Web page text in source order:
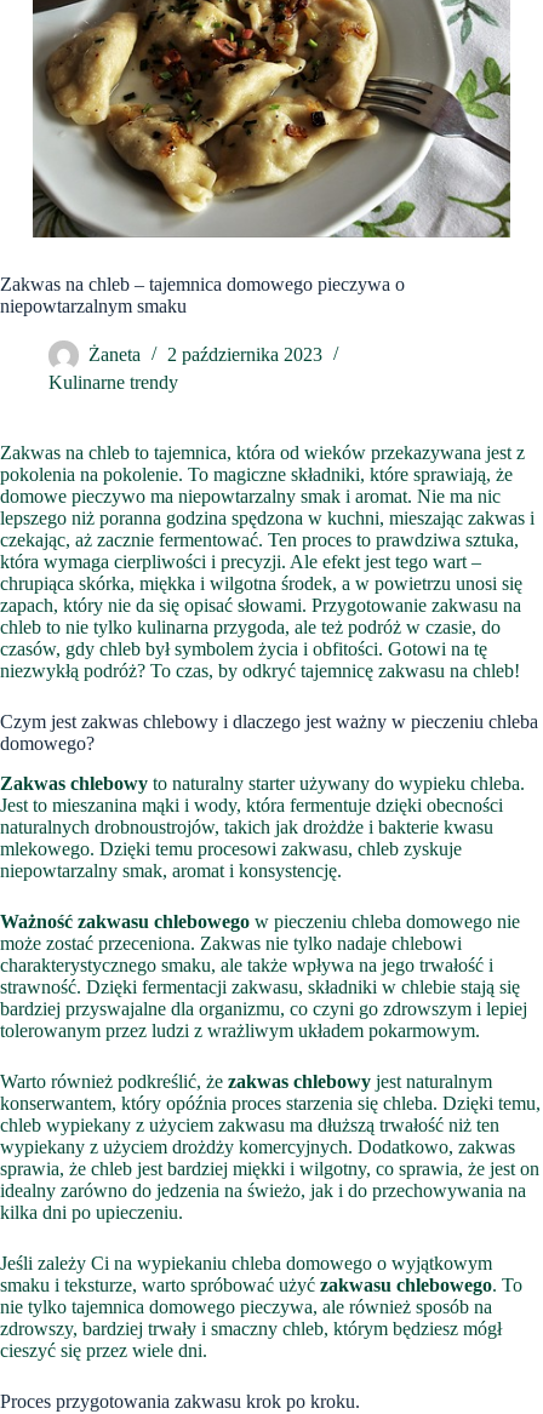
Zakwas na chleb – tajemnica domowego pieczywa o
niepowtarzalnym smaku
Żaneta
2 października 2023
Kulinarne trendy
Zakwas na chleb to tajemnica, która od wieków przekazywana jest z
pokolenia na pokolenie. To magiczne składniki, które sprawiają, że
domowe pieczywo ma niepowtarzalny smak i aromat. Nie ma nic
lepszego niż poranna godzina spędzona w kuchni, mieszając zakwas i
czekając, aż zacznie fermentować. Ten proces to prawdziwa sztuka,
która wymaga cierpliwości i precyzji. Ale efekt jest tego wart –
chrupiąca skórka, miękka i wilgotna środek, a w powietrzu unosi się
zapach, który nie da się opisać słowami. Przygotowanie zakwasu na
chleb to nie tylko kulinarna przygoda, ale też podróż w czasie, do
czasów, gdy chleb był symbolem życia i obfitości. Gotowi na tę
niezwykłą podróż? To czas, by odkryć tajemnicę zakwasu na chleb!
Czym jest zakwas chlebowy i dlaczego jest ważny w pieczeniu chleba
domowego?
Zakwas chlebowy to naturalny starter używany do wypieku chleba.
Jest to mieszanina mąki i wody, która fermentuje dzięki obecności
naturalnych drobnoustrojów, takich jak drożdże i bakterie kwasu
mlekowego. Dzięki temu procesowi zakwasu, chleb zyskuje
niepowtarzalny smak, aromat i konsystencję.
Ważność zakwasu chlebowego w pieczeniu chleba domowego nie
może zostać przeceniona. Zakwas nie tylko nadaje chlebowi
charakterystycznego smaku, ale także wpływa na jego trwałość i
strawność. Dzięki fermentacji zakwasu, składniki w chlebie stają się
bardziej przyswajalne dla organizmu, co czyni go zdrowszym i lepiej
tolerowanym przez ludzi z wrażliwym układem pokarmowym.
Warto również podkreślić, że zakwas chlebowy jest naturalnym
konserwantem, który opóźnia proces starzenia się chleba. Dzięki temu,
chleb wypiekany z użyciem zakwasu ma dłuższą trwałość niż ten
wypiekany z użyciem drożdży komercyjnych. Dodatkowo, zakwas
sprawia, że chleb jest bardziej miękki i wilgotny, co sprawia, że jest on
idealny zarówno do jedzenia na świeżo, jak i do przechowywania na
kilka dni po upieczeniu.
Jeśli zależy Ci na wypiekaniu chleba domowego o wyjątkowym
smaku i teksturze, warto spróbować użyć zakwasu chlebowego. To
nie tylko tajemnica domowego pieczywa, ale również sposób na
zdrowszy, bardziej trwały i smaczny chleb, którym będziesz mógł
cieszyć się przez wiele dni.
Proces przygotowania zakwasu krok po kroku.